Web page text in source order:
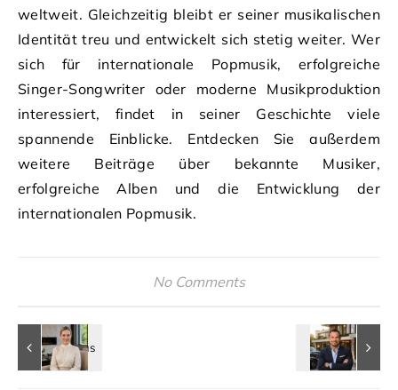
weltweit. Gleichzeitig bleibt er seiner musikalischen
Identität treu und entwickelt sich stetig weiter. Wer
sich für internationale Popmusik, erfolgreiche
Singer-Songwriter oder moderne Musikproduktion
interessiert, findet in seiner Geschichte viele
spannende Einblicke. Entdecken Sie außerdem
weitere Beiträge über bekannte Musiker,
erfolgreiche Alben und die Entwicklung der
internationalen Popmusik.
No Comments